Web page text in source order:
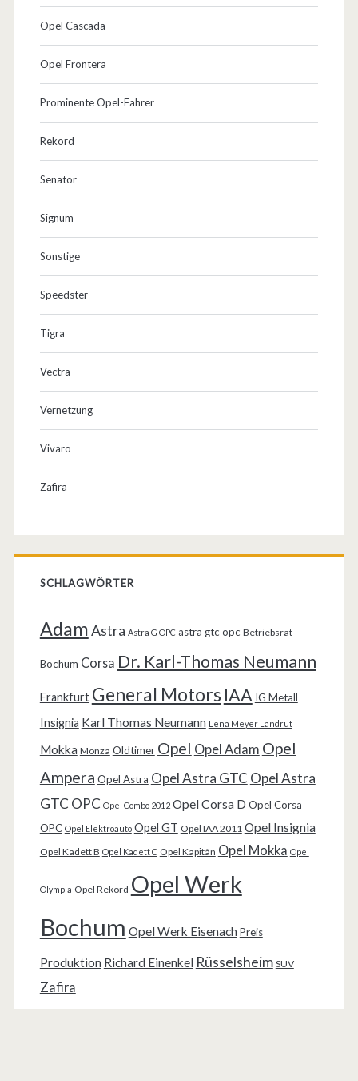
Opel Cascada
Opel Frontera
Prominente Opel-Fahrer
Rekord
Senator
Signum
Sonstige
Speedster
Tigra
Vectra
Vernetzung
Vivaro
Zafira
SCHLAGWÖRTER
AdamAstra Astra G OPC astra gtc opc Betriebsrat
Bochum Corsa Dr. Karl-Thomas Neumann
Frankfurt General Motors IAA IG Metall
Insignia Karl Thomas Neumann Lena Meyer Landrut
Mokka Monza Oldtimer Opel Opel Adam Opel
Ampera Opel Astra Opel Astra GTC Opel Astra
GTC OPC Opel Combo 2012 Opel Corsa D Opel Corsa
OPC Opel Elektroauto Opel GT Opel IAA 2011 Opel Insignia
Opel Kadett B Opel Kadett C Opel Kapitän Opel Mokka Opel
Olympia Opel Rekord Opel Werk
Bochum Opel Werk Eisenach Preis
Produktion Richard Einenkel Rüsselsheim SUV
Zafira